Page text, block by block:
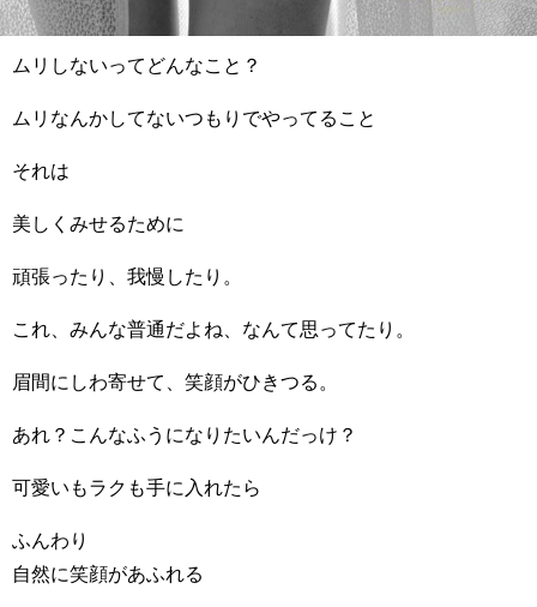
ムリしないってどんなこと？
ムリなんかしてないつもりでやってること
それは
美しくみせるために
頑張ったり、我慢したり。
これ、みんな普通だよね、なんて思ってたり。
眉間にしわ寄せて、笑顔がひきつる。
あれ？こんなふうになりたいんだっけ？
可愛いもラクも手に入れたら
ふんわり
自然に笑顔があふれる